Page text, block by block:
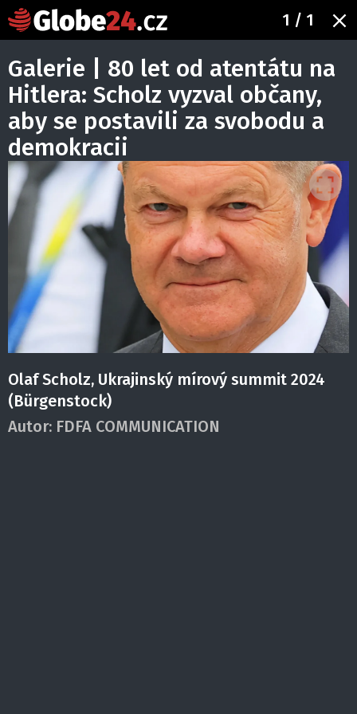
1 / 1
Galerie | 80 let od atentátu na
Hitlera: Scholz vyzval občany,
aby se postavili za svobodu a
demokracii
Olaf Scholz, Ukrajinský mírový summit 2024
(Bürgenstock)
Autor: FDFA COMMUNICATION